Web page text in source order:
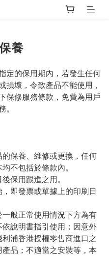
養
定的保用期內，若發生任何
損壞，令致產品不能使用，
保修服務條款，免費為用戶
。
保養、維修或更換，任何
不包括於條款內。
保用跟進之用。
即發票或單據上的印刷日
般正常使用情況下方為有
說明書指引使用；因意外
浦香港授權零售商進口之
品；不適當之安裝等，本